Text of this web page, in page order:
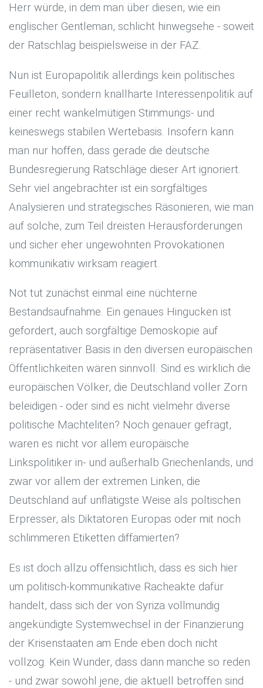
Herr würde, in dem man über diesen, wie ein
englischer Gentleman, schlicht hinwegsehe - soweit
der Ratschlag beispielsweise in der FAZ.
Nun ist Europapolitik allerdings kein politisches
Feuilleton, sondern knallharte Interessenpolitik auf
einer recht wankelmütigen Stimmungs- und
keineswegs stabilen Wertebasis. Insofern kann
man nur hoffen, dass gerade die deutsche
Bundesregierung Ratschläge dieser Art ignoriert.
Sehr viel angebrachter ist ein sorgfältiges
Analysieren und strategisches Räsonieren, wie man
auf solche, zum Teil dreisten Herausforderungen
und sicher eher ungewohnten Provokationen
kommunikativ wirksam reagiert.
Not tut zunächst einmal eine nüchterne
Bestandsaufnahme. Ein genaues Hingucken ist
gefordert, auch sorgfältige Demoskopie auf
repräsentativer Basis in den diversen europäischen
Öffentlichkeiten wären sinnvoll. Sind es wirklich die
europäischen Völker, die Deutschland voller Zorn
beleidigen - oder sind es nicht vielmehr diverse
politische Machteliten? Noch genauer gefragt,
waren es nicht vor allem europäische
Linkspolitiker in- und außerhalb Griechenlands, und
zwar vor allem der extremen Linken, die
Deutschland auf unflätigste Weise als poltischen
Erpresser, als Diktatoren Europas oder mit noch
schlimmeren Etiketten diffamierten?
Es ist doch allzu offensichtlich, dass es sich hier
um politisch-kommunikative Racheakte dafür
handelt, dass sich der von Syriza vollmundig
angekündigte Systemwechsel in der Finanzierung
der Krisenstaaten am Ende eben doch nicht
vollzog. Kein Wunder, dass dann manche so reden
- und zwar sowohl jene, die aktuell betroffen sind